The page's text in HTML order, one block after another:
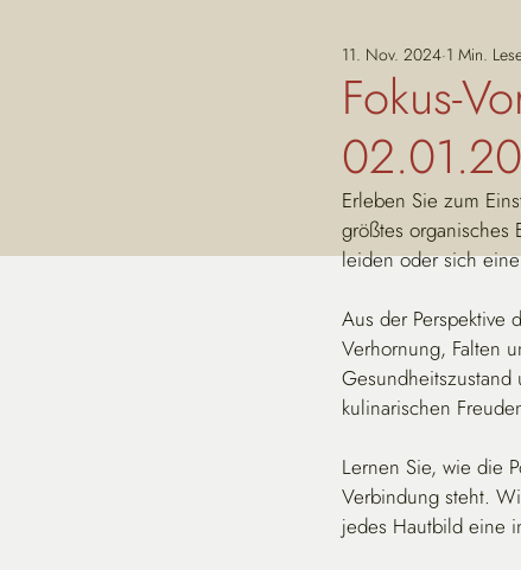
Fokus-
11. Nov. 2024 1 Min.
Erleben Sie zum
größtes organisches
leiden oder sich
Aus der Perspektive
Verhornung, Falten
kulinarischen
Lernen Sie, wie die
Verbindung steht.
jedes Hautbild eine